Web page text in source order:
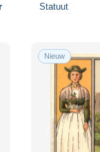
Statuut
Nieuw